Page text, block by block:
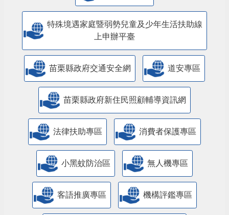
特殊境遇家庭暨弱勢兒童及少年生活扶助線
上申辦平臺
苗栗縣政府交通安全網 道安專區
苗栗縣政府新住民照顧輔導資訊網
法律扶助專區 消費者保護專區
小黑蚊防治區 無人機專區
客語推廣專區 機構評鑑專區